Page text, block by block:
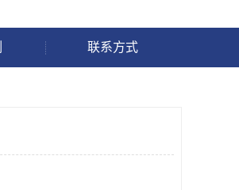
联系方式